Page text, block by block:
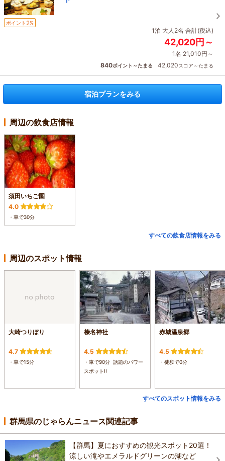
ポイント 2%
1泊 大人2名 合計(税込)
42,020円～
1名 21,010円～
840ポイント～たまる 42,020スコア～たまる
宿泊プランをみる
周辺の飲食店情報
須田いちご園
4.0
・車で30分
すべての飲食店情報をみる
周辺のスポット情報
大崎つりぼり
4.7
・車で15分
榛名神社
4.5
・車で90分 話題のパワー
スポット!!
赤城温泉郷
4.5
・徒歩で0分
すべてのスポット情報をみる
群馬県のじゃらんニュース関連記事
【群馬】夏におすすめの観光スポット20選！
涼しい滝やエメラルドグリーンの湖など